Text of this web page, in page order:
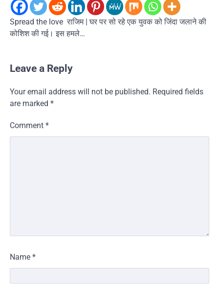
Spread the love राजिम | घर पर सो रहे एक युवक को जिंदा जलाने की
कोशिश की गई। इस हमले…
Leave a Reply
Your email address will not be published. Required fields
are marked *
Comment *
Name *